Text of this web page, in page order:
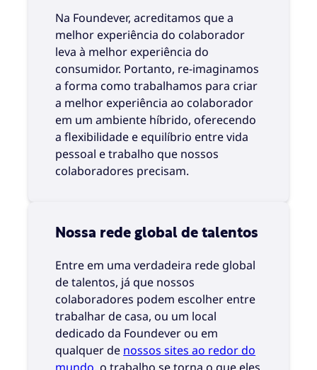
Na Foundever, acreditamos que a
melhor experiência do colaborador
leva à melhor experiência do
consumidor. Portanto, re-imaginamos
a forma como trabalhamos para criar
a melhor experiência ao colaborador
em um ambiente híbrido, oferecendo
a flexibilidade e equilíbrio entre vida
pessoal e trabalho que nossos
colaboradores precisam.
Nossa rede global de talentos
Entre em uma verdadeira rede global
de talentos, já que nossos
colaboradores podem escolher entre
trabalhar de casa, ou um local
dedicado da Foundever ou em
qualquer de nossos sites ao redor do